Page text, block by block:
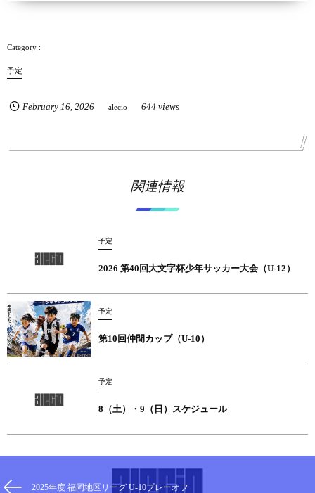
予定
February 16, 2026 alecio 644 views
関連情報
予定
2026 第40回大文字杯少年サッカー大会（U-12）
予定
第10回仲間カップ（U-10）
予定
8（土）・9（日）スケジュール
2025年度 福岡地区リーグ U-10プレーオフ